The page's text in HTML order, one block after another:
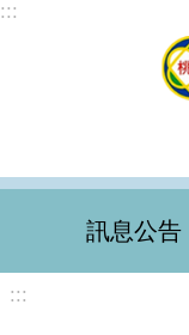
跳到主要內容區塊
:::
訊息公告
:::